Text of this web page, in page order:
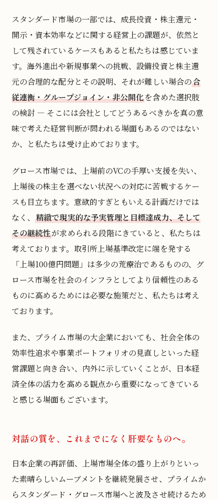
スタンダード市場の一部では、成長投資・株主還元・
開示・資本効率などに関する経営上の課題が、依然と
して残されているケースもあると私たちは感じていま
す。海外進出や新規事業への挑戦、設備投資と株主還
元の合理的な配分とその説明、それが難しい場合の合
従連衡・グループジョイン・非公開化を含めた選択肢
の検討 — そこには会社としてどうあるべきかを真の意
味で考えた経営判断が問われる場面もあるのではない
か、と私たちは受け止めております。
グロース市場では、上場前のVCの手厚い支援を失い、
上場後の株主を選べない状況への対応に苦戦するケー
スも目立ちます。意欲的すぎともいえる計画だけでは
なく、精緻で現実的な予実管理と目標達成力、そして
その継続性が求められる段階にきていると、私たちは
考えております。取引所上場基準改定に端を発する
「上場100億円問題」は多少の荒療治であるものの、グ
ロース市場を社会のインフラとしてより信頼性のある
ものに高めるためには必要な施策だと、私たちは考え
ております。
また、プライム市場の大企業においても、社会全体の
効率性追求や事業ポートフォリオの見直しといった経
営課題と向き合い、内外に示していくことが、日本経
済全体の活力を高める観点から重要になってきている
と感じる場面もございます。
対話の質を、これまでになく肝要なものへ。
日本企業の再評価、上場市場全体の盛り上がりといっ
た素晴らしいムーブメントを継続発展させ、プライムか
らスタンダード・グロース市場へと波及させ続けるため